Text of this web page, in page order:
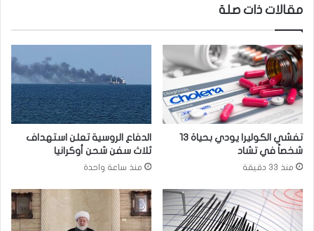
د
ح
ي
و
ا
ن
ت
ظ
ة
ا
ل
ف
م
.
ن
ه
ا
مقالات ذات صلة
تفشي الكوليرا يودي بحياة 13
شخصاً في تشاد
منذ 33 دقيقة
الدفاع الروسية تعلن استهداف
ثلاث سفن شحن أوكرانيا
منذ ساعة واحدة